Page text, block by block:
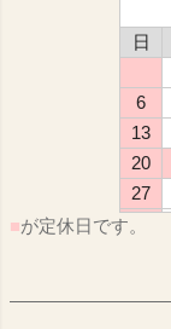
日
6
13
20
27
■が定休日です。